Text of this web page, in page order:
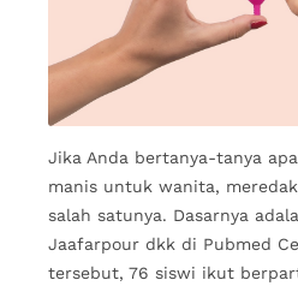
Jika Anda bertanya-tanya
manis untuk wanita,
salah satunya. Dasarnya
Jaafarpour dkk di Pubmed
tersebut, 76 siswi ikut